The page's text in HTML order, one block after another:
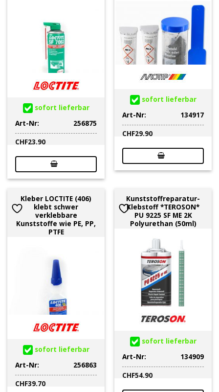
sofort lieferbar
Art-Nr:
256875
CHF23.90
sofort lieferbar
Art-Nr:
134917
CHF29.90
Kleber LOCTITE (406)
klebt schwer
verklebbare
Kunststoffe wie PE, PP,
PTFE
sofort lieferbar
Art-Nr:
256863
CHF39.70
Kunststoffreparatur-
Klebstoff *TEROSON*
PU 9225 SF ME 2K
Polyurethan (50ml)
sofort lieferbar
Art-Nr:
134909
CHF54.90